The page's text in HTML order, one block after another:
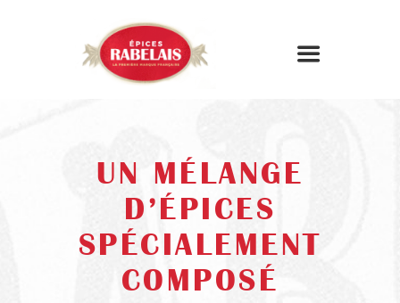
UN MÉLANGE
D’ÉPICES
SPÉCIALEMENT
COMPOSÉ